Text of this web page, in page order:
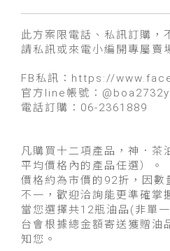
此方案限電話、私訊訂購，
請私訊或來電小編開專屬賣
FB私訊：https://
官方line帳號：@boa2732y
電話訂購：06-2361889
凡購買十二項產品，神．茶
平均價格內的產品任選）。
價格約為市價的92折，因數
不一，歡迎洽詢能更準確掌
當您選擇共12瓶油品(非單
台會根據總金額寄送獲贈油
知您。